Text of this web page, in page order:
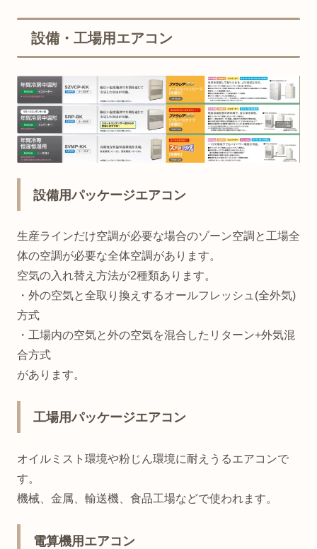
設備・工場用エアコン
設備用パッケージエアコン
生産ラインだけ空調が必要な場合のゾーン空調と工場全
体の空調が必要な全体空調があります。
空気の入れ替え方法が2種類あります。
・外の空気と全取り換えするオールフレッシュ(全外気)
方式
・工場内の空気と外の空気を混合したリターン+外気混
合方式
があります。
工場用パッケージエアコン
オイルミスト環境や粉じん環境に耐えうるエアコンで
す。
機械、金属、輸送機、食品工場などで使われます。
電算機用エアコン